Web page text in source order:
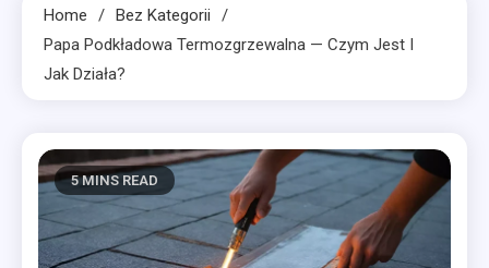
Home
Bez Kategorii
Papa Podkładowa Termozgrzewalna — Czym Jest I
Jak Działa?
5 MINS READ